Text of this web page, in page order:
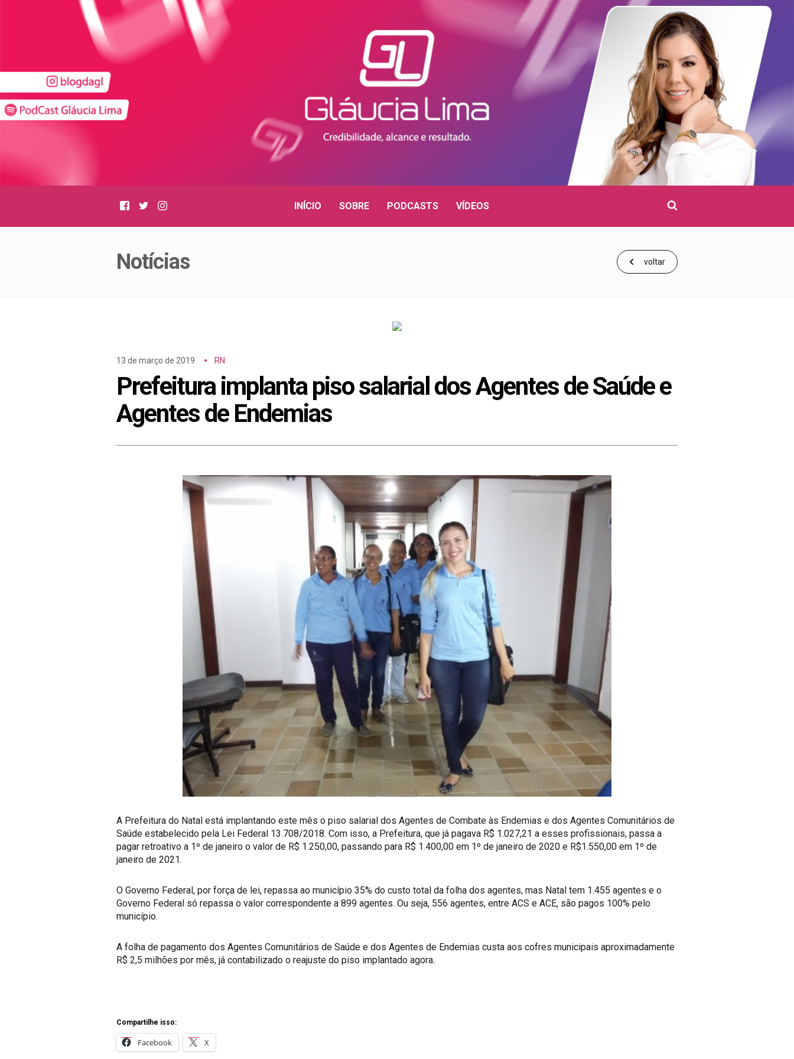
Facebook
Twitter
pesquisar
INÍCIO SOBRE PODCASTS VÍDEOS
Notícias voltar
13 de março de 2019 RN
Prefeitura implanta piso salarial dos Agentes de Saúde e
Agentes de Endemias
A Prefeitura do Natal está implantando este mês o piso salarial dos Agentes de Combate às Endemias e dos Agentes Comunitários de
Saúde estabelecido pela Lei Federal 13.708/2018. Com isso, a Prefeitura, que já pagava R$ 1.027,21 a esses profissionais, passa a
pagar retroativo a 1º de janeiro o valor de R$ 1.250,00, passando para R$ 1.400,00 em 1º de janeiro de 2020 e R$1.550,00 em 1º de
janeiro de 2021.
O Governo Federal, por força de lei, repassa ao município 35% do custo total da folha dos agentes, mas Natal tem 1.455 agentes e o
Governo Federal só repassa o valor correspondente a 899 agentes. Ou seja, 556 agentes, entre ACS e ACE, são pagos 100% pelo
município.
A folha de pagamento dos Agentes Comunitários de Saúde e dos Agentes de Endemias custa aos cofres municipais aproximadamente
R$ 2,5 milhões por mês, já contabilizado o reajuste do piso implantado agora.
Compartilhe isso:
Facebook X